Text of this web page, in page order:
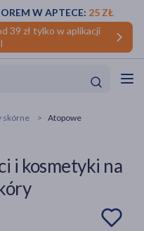
39 zł tylko w aplikacji
W APTECE: 25 ZŁ
skórne
Atopowe
i kosmetyki na